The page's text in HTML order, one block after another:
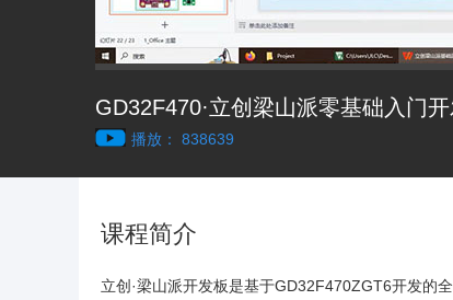
GD32F470·立创梁山派零基础入门
播放： 838639
课程简介
立创·梁山派开发板是基于GD32F470ZGT6开发的